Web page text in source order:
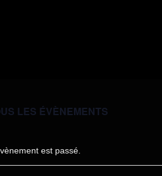
LES ÉVÈNEMENTS
est passé.